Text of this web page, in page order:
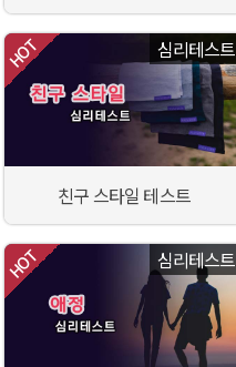
심리테스트
친구 스타일 테스트
심리테스트